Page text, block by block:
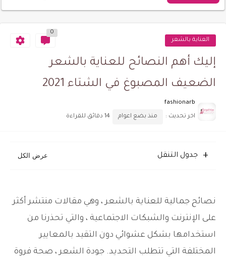
العناية بالشعر
0
إليك أهم النصائح للعناية بالشعر
الضعيف المصبوغ في الشتاء 2021
fashionarb
اخر تحديث : منذ بضع اعوام 14 دقائق للقراءة
جدول التنقل
نصائح جمالية للعناية بالشعر ، وهي مقالات منتشر أكثر
على الإنترنت والشبكات الاجتماعية ، والتي تحذرنا من
استخدامها بشكل عشوائي دون التقيد بالمعايير
المختلفة التي تتطلب التحديد. جودة الشعر ، صحة فروة